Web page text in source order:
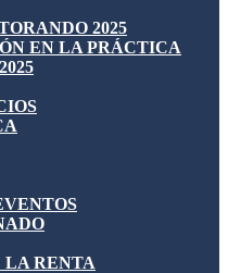
2025
EN LA PRÁCTICA
LA RENTA